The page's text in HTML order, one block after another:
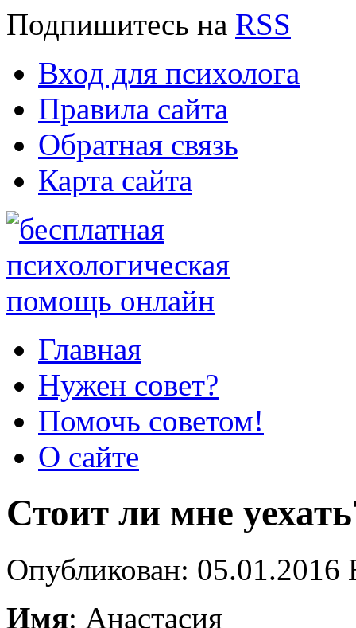
Подпишитесь на RSS
Вход для психолога
Правила сайта
Обратная связь
Карта сайта
Главная
Нужен совет?
Помочь советом!
О сайте
Стоит ли мне
Опубликован:
Имя: Анастасия